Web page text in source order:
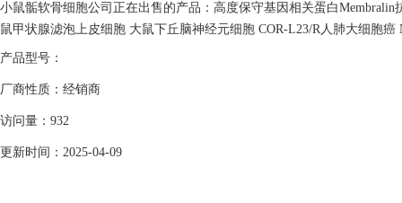
小鼠骺软骨细胞公司正在出售的产品：高度保守基因相关蛋白
鼠甲状腺滤泡上皮细胞 大鼠下丘脑神经元细胞 COR-L23/R人肺大细胞癌
产品型号：
厂商性质：经销商
访问量：932
更新时间：2025-04-09